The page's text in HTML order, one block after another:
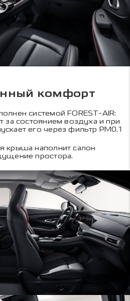
комфорт
системой FOREST-AIR:
за состоянием воздуха и при
его через фильтр PM0.1
крыша наполнит салон
простора.